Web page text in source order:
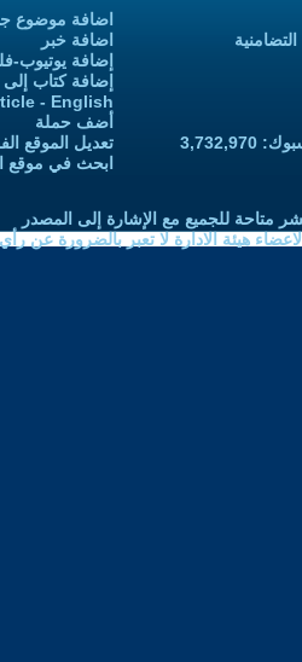
اضافة موضوع
اضافة خبر
إضافة يوتيوب-
إضافة كتاب إلى
- English
أضف حملة
تعديل الموقع
ابحث في موقع
متاحة للجميع مع الإشارة إلى المصدر
هيئة الادارة لا تعبر بالضرورة عن